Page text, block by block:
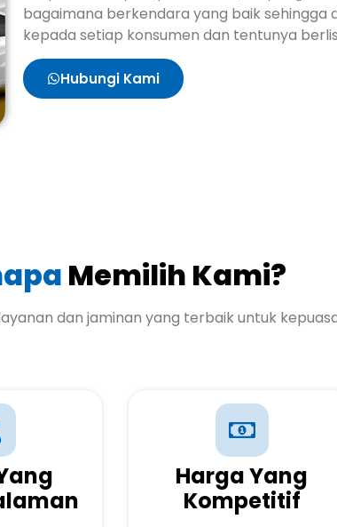
bagaimana berkendara yang baik
kepada setiap konsumen dan tentunya
Hubungi Kami
Memilih Kami?
dan jaminan yang terbaik untuk
Harga Yang
Kompetitif